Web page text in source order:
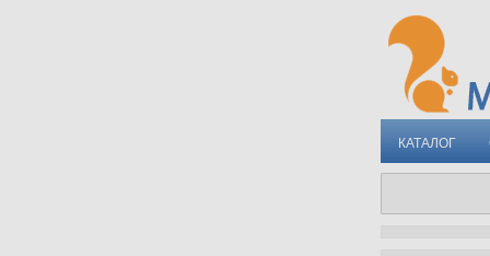
КАТАЛОГ